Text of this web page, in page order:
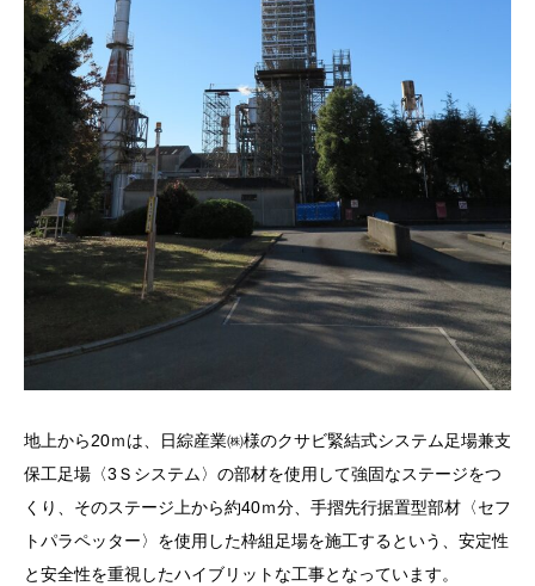
地上から20ｍは、日綜産業㈱様のクサビ緊結式システム足場兼支
保工足場〈3Ｓシステム〉の部材を使用して強固なステージをつ
くり、そのステージ上から約40ｍ分、手摺先行据置型部材〈セフ
トパラペッター〉を使用した枠組足場を施工するという、安定性
と安全性を重視したハイブリットな工事となっています。